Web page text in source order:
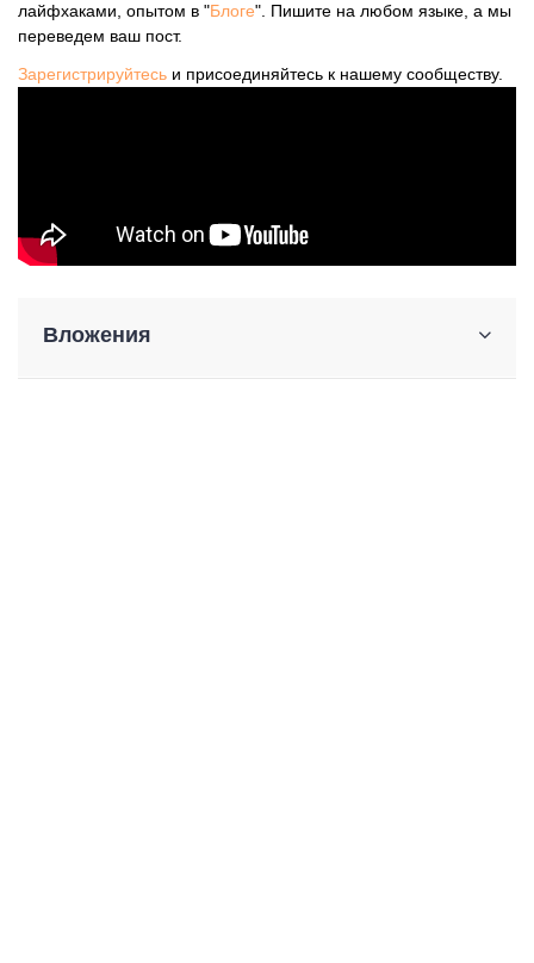
лайфхаками, опытом в "Блоге". Пишите на любом языке, а мы
переведем ваш пост.
Зарегистрируйтесь и присоединяйтесь к нашему сообществу.
Вложения